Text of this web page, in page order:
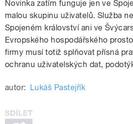
Novinka zatím funguje jen ve
malou skupinu uživatelů. Služba
Spojeném království ani ve
Evropského hospodářského
firmy musí totiž splňovat přísná
ochranu uživatelských dat,
autor: Lukáš Pastejřík